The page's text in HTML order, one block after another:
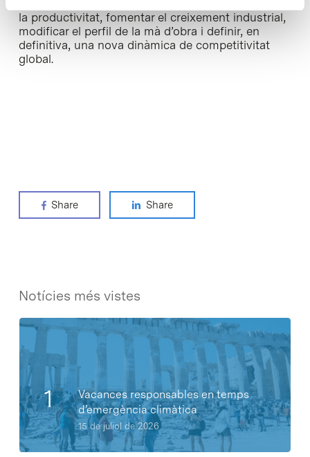
amb la indústria, amb l’objectiu d’incrementar
la productivitat, fomentar el creixement industrial,
modificar el perfil de la mà d’obra i definir, en
definitiva, una nova dinàmica de competitivitat
global.
Share Share
Notícies més vistes
Vacances responsables en temps
d’emergència climàtica
15 de juliol de 2026